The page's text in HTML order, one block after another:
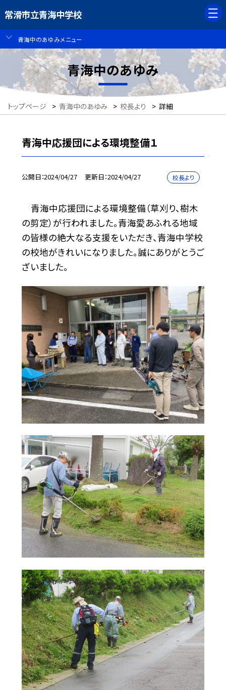
常滑市立青海中学校
青海中のあゆみメニュー
青海中のあゆみ
トップページ > 青海中のあゆみ > 校長より > 詳細
青海中応援団による環境整備１
公開日 2024/04/27 更新日 2024/04/27 校長より
青海中応援団による環境整備（草刈り、樹木
の剪定）が行われました。青海愛あふれる地域
の皆様の絶大なる支援をいただき、青海中学校
の校地がきれいになりました。誠にありがとうご
ざいました。